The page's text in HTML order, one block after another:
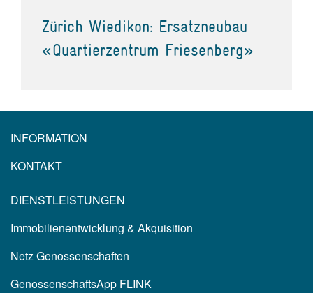
Zürich Wiedikon: Ersatzneubau
«Quartierzentrum Friesenberg»
INFORMATION
KONTAKT
DIENSTLEISTUNGEN
Immobilienentwicklung & Akquisition
Netz Genossenschaften
GenossenschaftsApp FLINK